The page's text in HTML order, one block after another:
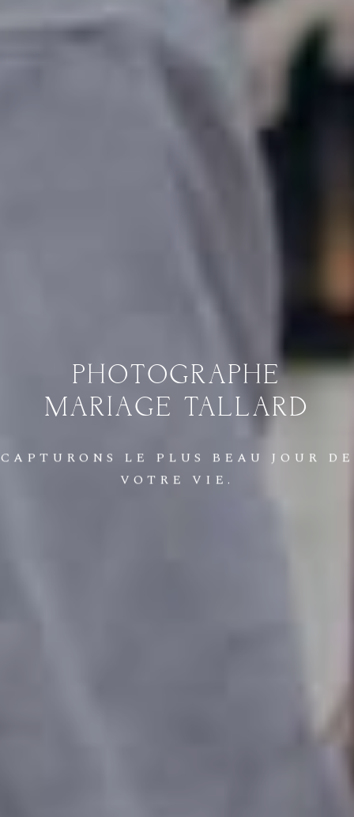
PHOTOGRAPHE
MARIAGE TALLARD
CAPTURONS LE PLUS BEAU JOUR
DE
VOTRE
VIE.